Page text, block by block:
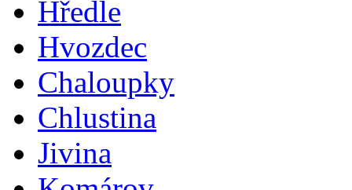
Hředle
Hvozdec
Chaloupky
Chlustina
Jivina